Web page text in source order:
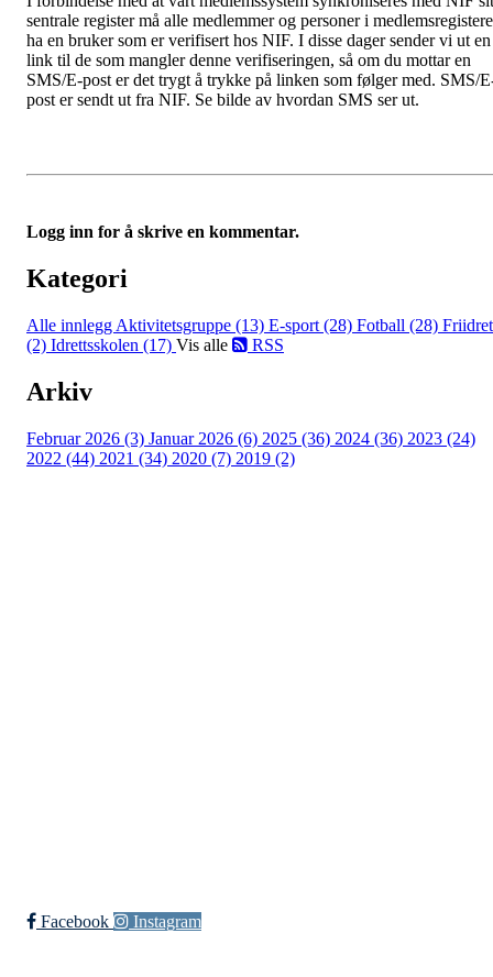
sentrale register må alle medlemmer og personer i
ha en bruker som er verifisert hos NIF. I disse dager sender vi ut en
link til de som mangler denne verifiseringen, så om du mottar en
SMS/E-post er det trygt å trykke på linken som følger med. SMS/
post er sendt ut fra NIF. Se bilde av hvordan SMS ser ut.
Logg inn for å skrive en kommentar.
Kategori
Alle innlegg Aktivitetsgruppe (13) E-sport (28) Fotball (28)
(2) Idrettsskolen (17) Vis alle RSS
Arkiv
Februar 2026 (3) Januar 2026 (6) 2025 (36) 2024 (36) 2023 (24)
2022 (44) 2021 (34) 2020 (7) 2019 (2)
Facebook Instagram